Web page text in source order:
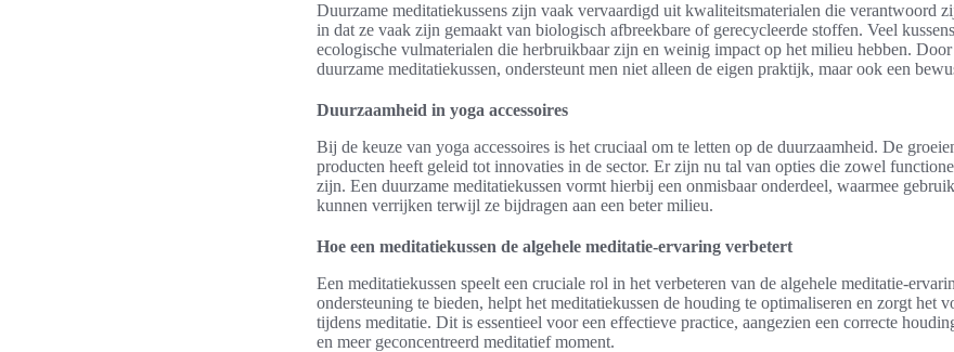
Duurzame meditatiekussens zijn vaak vervaardigd uit kwaliteitsmaterialen die verantwoord
in dat ze vaak zijn gemaakt van biologisch afbreekbare of gerecycleerde stoffen. Veel
ecologische vulmaterialen die herbruikbaar zijn en weinig impact op het milieu hebben. Door
duurzame meditatiekussen, ondersteunt men niet alleen de eigen praktijk, maar ook een
Duurzaamheid in yoga accessoires
Bij de keuze van yoga accessoires is het cruciaal om te letten op de duurzaamheid. De
producten heeft geleid tot innovaties in de sector. Er zijn nu tal van opties die zowel
zijn. Een duurzame meditatiekussen vormt hierbij een onmisbaar onderdeel, waarmee
kunnen verrijken terwijl ze bijdragen aan een beter milieu.
Hoe een meditatiekussen de algehele meditatie-ervaring verbetert
Een meditatiekussen speelt een cruciale rol in het verbeteren van de algehele meditatie-
ondersteuning te bieden, helpt het meditatiekussen de houding te optimaliseren en zorgt het
tijdens meditatie. Dit is essentieel voor een effectieve practice, aangezien een correcte
en meer geconcentreerd meditatief moment.